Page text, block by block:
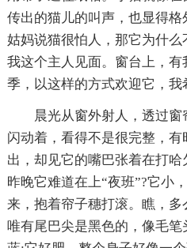
传出的猫儿的叫声，也显得格
姑妈说猫很怕人，那它为什
我这个主人见面。窗台上，有
季，以这样的方式欢迎它，我
晨光从窗外射人，透过
闪动着，看得不是很完整，
出，却见它的嘴巴张着在打
昨晚它难道在上“夜班”?它小
来，抱着帘子穗打滚。瞧，多
唯有尾巴尖是黑色的，像毛